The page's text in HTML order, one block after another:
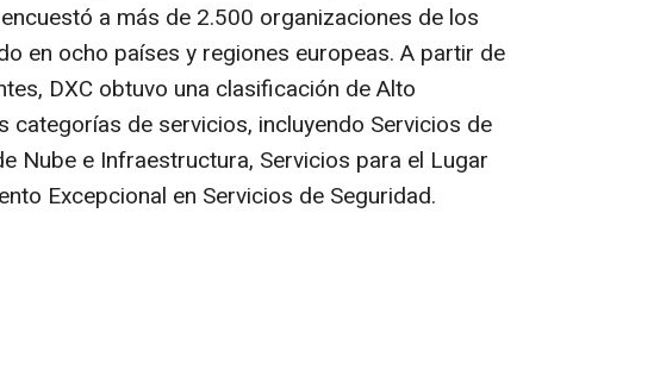
a más de 2.500 organizaciones de los
en ocho países y regiones europeas. A partir de
DXC obtuvo una clasificación de Alto
categorías de servicios, incluyendo Servicios de
Nube e Infraestructura, Servicios para el Lugar
Excepcional en Servicios de Seguridad.